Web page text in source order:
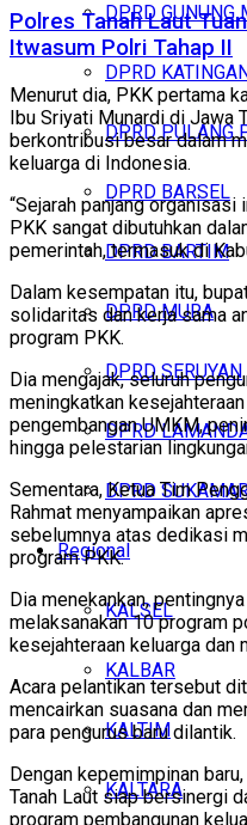
DPRD GUNUNG
DPRD
DPRD PULANG
DPRD BARSEL
DPRD BARTIM
DPRD MURA
DPRD SERUYAN
DPRD
DPRD
Regional
KALSEL
KALBAR
KALTIM
KALTARA
Polres Tanah Laut
Itwasum Polri Tahap II
Menurut dia, PKK pertama
Ibu Sriyati Munardi di Jawa
berkontribusi besar dalam
keluarga di Indonesia.
“Sejarah panjang
PKK sangat dibutuhkan
pemerintah, termasuk di
Dalam kesempatan itu,
solidaritas dan kerja sama
program PKK.
Dia mengajak, seluruh
meningkatkan
pengembangan UMKM,
hingga pelestarian
Sementara, Ketua Tim
Rahmat menyampaikan
sebelumnya atas dedikasi
program PKK.
Dia menekankan,
melaksanakan 10 program
kesejahteraan keluarga dan
Acara pelantikan tersebut
mencairkan suasana dan
para pengurus baru dilantik.
Dengan kepemimpinan
Tanah Laut siap bersinergi
program pembangunan